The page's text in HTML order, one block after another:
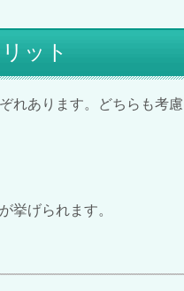
ット
れあります。どちらも考
挙げられます。